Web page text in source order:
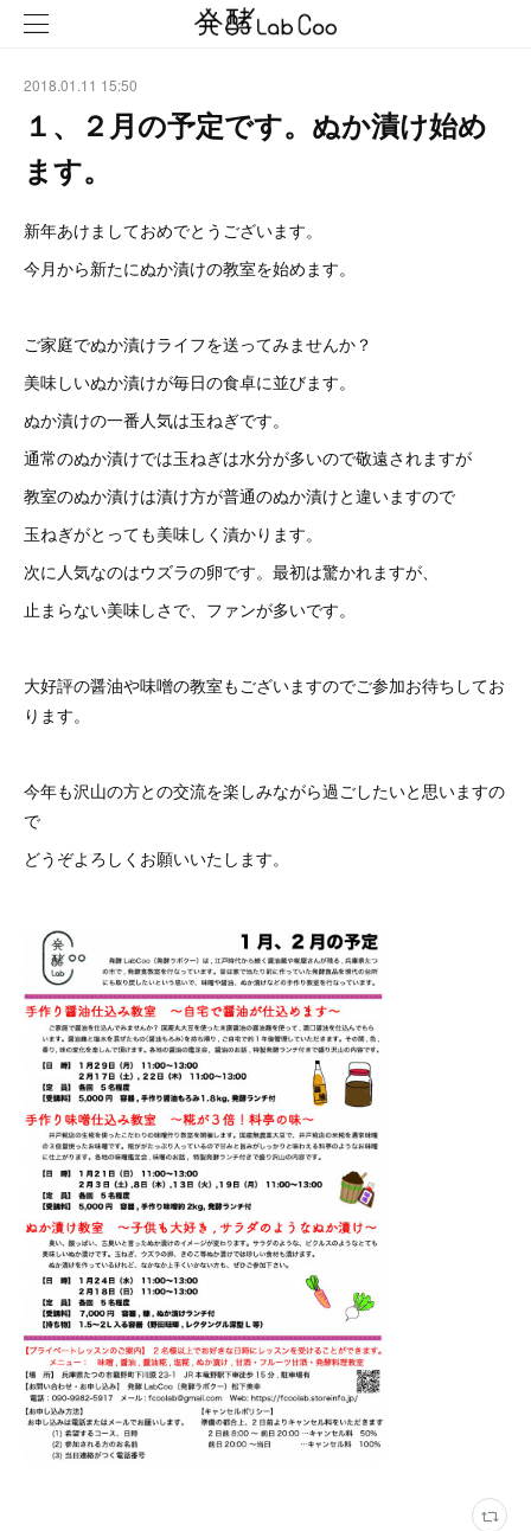
2018.01.11 15:50
１、２月の予定です。ぬか漬け始め
ます。
新年あけましておめでとうございます。
今月から新たにぬか漬けの教室を始めます。
ご家庭でぬか漬けライフを送ってみませんか？
美味しいぬか漬けが毎日の食卓に並びます。
ぬか漬けの一番人気は玉ねぎです。
通常のぬか漬けでは玉ねぎは水分が多いので敬遠されますが
教室のぬか漬けは漬け方が普通のぬか漬けと違いますので
玉ねぎがとっても美味しく漬かります。
次に人気なのはウズラの卵です。最初は驚かれますが、
止まらない美味しさで、ファンが多いです。
大好評の醤油や味噌の教室もございますのでご参加お待ちしてお
ります。
今年も沢山の方との交流を楽しみながら過ごしたいと思いますの
で
どうぞよろしくお願いいたします。